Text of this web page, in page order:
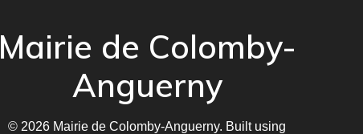
Mairie de Colomby-
Anguerny
© 2026 Mairie de Colomby-Anguerny. Built using